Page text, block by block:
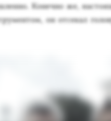
Ко­неч­но же,
он от­се­кал